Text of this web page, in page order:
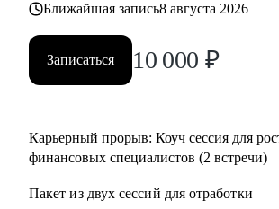
налоговым консультантам.
Ближайшая запись8 августа 2026
Записаться 10 000 ₽
Карьерный прорыв: Коуч сессия для
финансовых специалистов (2 встречи)
Пакет из двух сессий для отработки